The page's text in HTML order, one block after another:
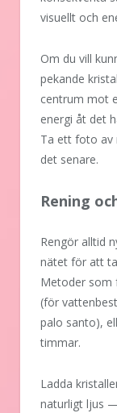
visuellt och
Om du vill
pekande
centrum mot
energi åt det
Ta ett foto av
det senare.
Rening
Rengör alltid
nätet för att
Metoder som
(för
palo santo),
timmar.
Ladda
naturligt ljus